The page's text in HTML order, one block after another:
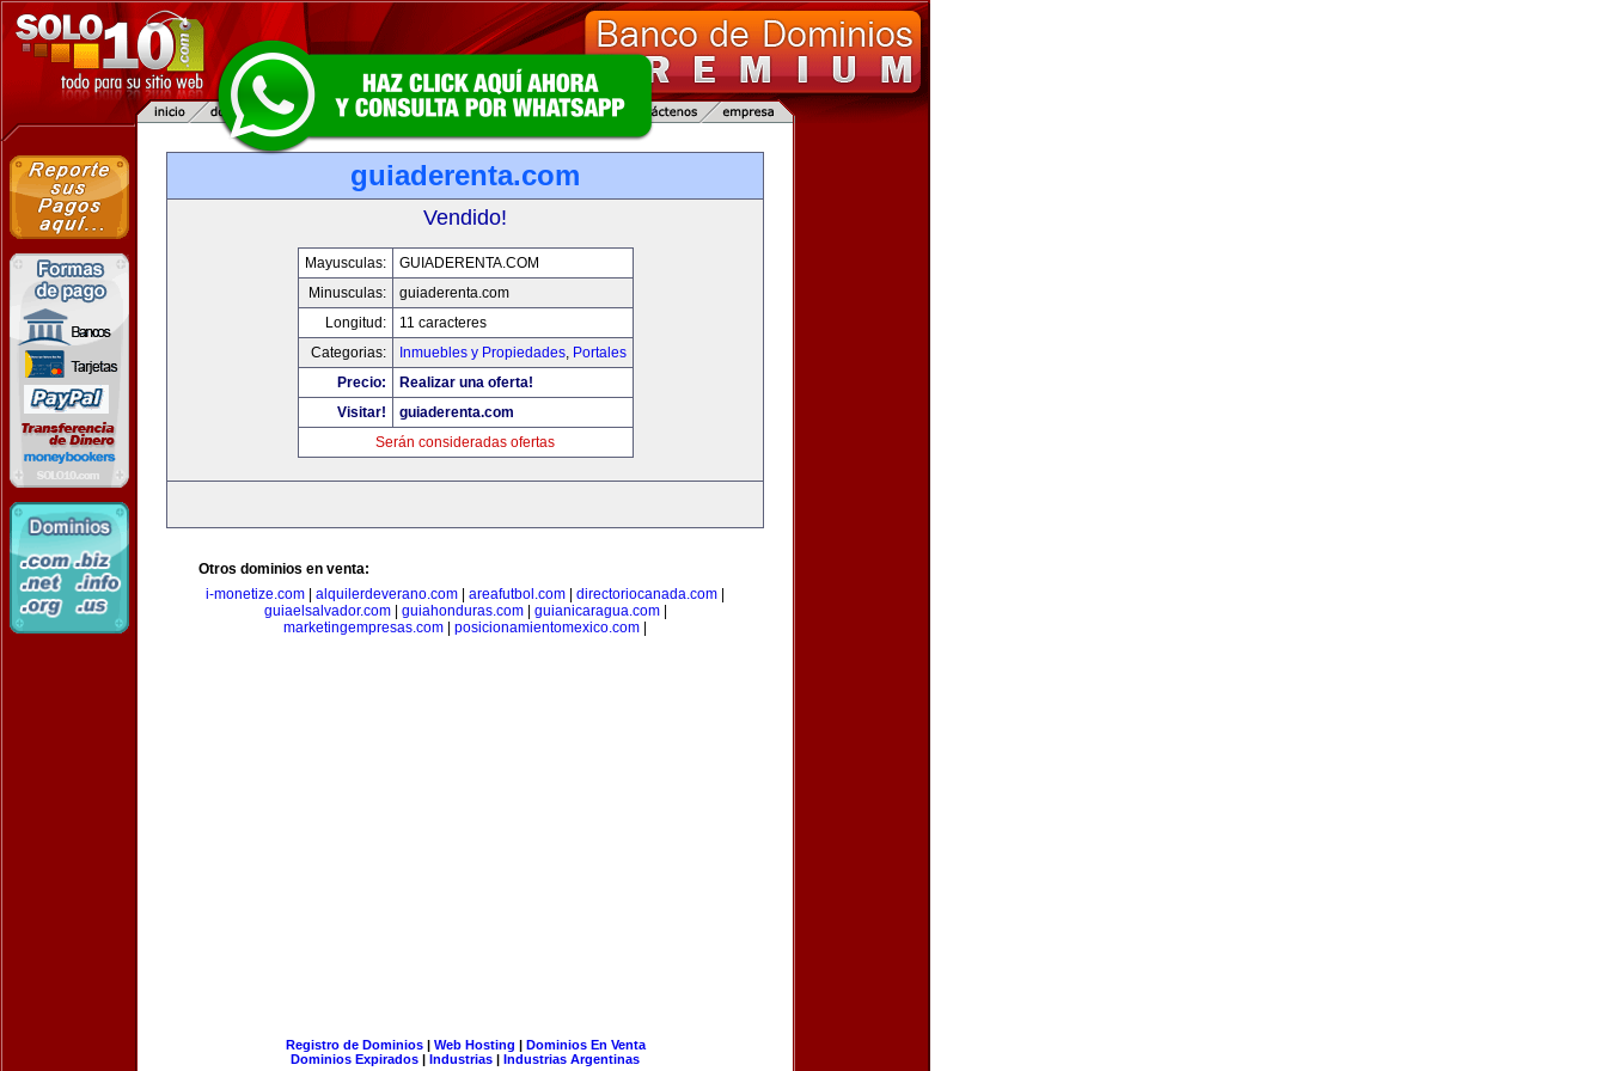
guiaderenta.com
Vendido!
Mayusculas:
GUIADERENTA.COM
Minusculas:
guiaderenta.com
Longitud:
11 caracteres
Categorias:
Inmuebles y Propiedades, Portales
Precio:
Realizar una oferta!
Visitar!
guiaderenta.com
Serán consideradas ofertas
Otros dominios en venta:
i-monetize.com
alquilerdeverano.com areafutbol.com directoriocanada.com
guiaelsalvador.com| guiahonduras.com| guianicaragua.com|
marketingempresas.com
posicionamientomexico.com
Registro de Dominios| Web Hosting | Dominios En Venta
Dominios Expirados | Industrias | Industrias Argentinas